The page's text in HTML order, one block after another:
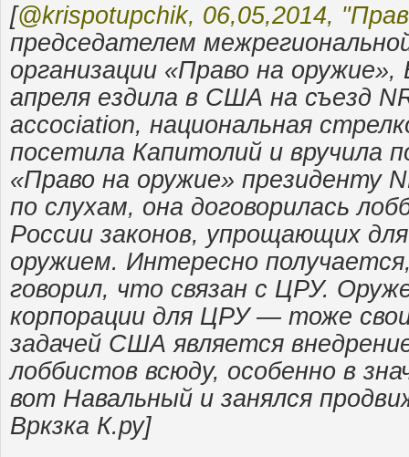
[@krispotupchik, 06,05,2014,
председателем
организации «Право на
апреля ездила в США на съезд
accociation, национальная
посетила Капитолий и вручила
«Право на оружие» президенту
по слухам, она договорилась
России законов, упрощающих
оружием. Интересно
говорил, что связан с ЦРУ.
корпорации для ЦРУ — тоже
задачей США является
лоббистов всюду, особенно в
вот Навальный и занялся
Вркзка К.ру]